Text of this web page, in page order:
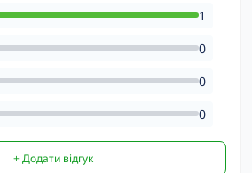
1
0
0
0
+ Додати відгук